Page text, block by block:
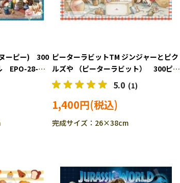
ーピー) 300
EPO-28-
ピーターラビットTM ジンジャーとピク
ルズや （ピーターラビット） 300ピー
ス ジグソーパズル EPO-28-040s
5.0 (1)
1,400円
完成サイズ：26×38cm